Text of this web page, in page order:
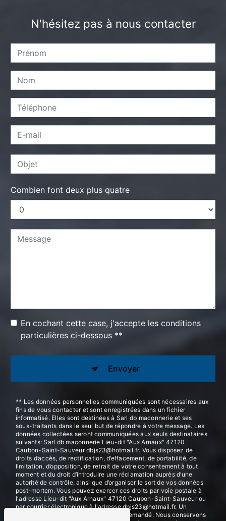
N'hésitez pas à nous contacter
Combien font deux plus quatre
En cochant cette case, j'accepte les conditions
particulières ci-dessous **
Envoyer
** Les données personnelles communiquées sont nécessaires aux
fins de vous contacter et sont enregistrées dans un fichier
informatisé. Elles sont destinées à Sarl db maconnerie et ses
sous-traitants dans le seul but de répondre à votre message. Les
données collectées seront communiquées aux seuls destinataires
suivants: Sarl db maconnerie Lieu-dit "Aux Arnaux" 47120
Caubon-Saint-Sauveur dbjs23@hotmail.fr. Vous disposez de
droits d’accès, de rectification, d’effacement, de portabilité, de
limitation, d’opposition, de retrait de votre consentement à tout
moment et du droit d’introduire une réclamation auprès d’une
autorité de contrôle, ainsi que d’organiser le sort de vos données
post-mortem. Vous pouvez exercer ces droits par voie postale à
l'adresse Lieu-dit "Aux Arnaux" 47120 Caubon-Saint-Sauveur ou
par courrier électronique à l'adresse dbjs23@hotmail.fr. Un
justificatif d'identité pourra vous être demandé. Nous conservons